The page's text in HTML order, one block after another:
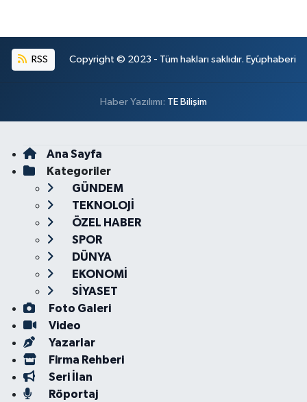
RSS Copyright © 2023 - Tüm hakları saklıdır. Eyüphaberi
Haber Yazılımı: TE Bilişim
Ana Sayfa
Kategoriler
GÜNDEM
TEKNOLOJİ
ÖZEL HABER
SPOR
DÜNYA
EKONOMİ
SİYASET
Foto Galeri
Video
Yazarlar
Firma Rehberi
Seri İlan
Röportaj